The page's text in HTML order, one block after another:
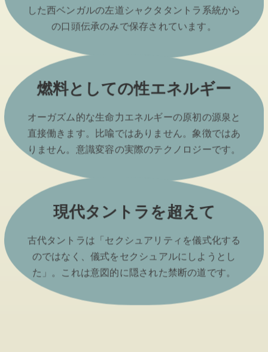
した西ベンガルの左道シャクタタントラ系統から
の口頭伝承のみで保存されています。
燃料としての性エネルギー
オーガズム的な生命力エネルギーの原初の源泉と
直接働きます。比喩ではありません。象徴ではあ
りません。意識変容の実際のテクノロジーです。
現代タントラを超えて
古代タントラは「セクシュアリティを儀式化する
のではなく、儀式をセクシュアルにしようとし
た」。これは意図的に隠された禁断の道です。